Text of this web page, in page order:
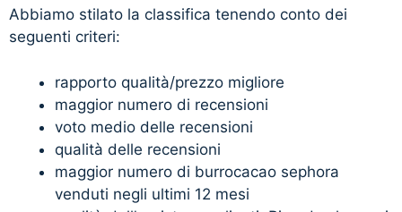
Abbiamo stilato la classifica tenendo conto dei
seguenti criteri:
rapporto qualità/prezzo migliore
maggior numero di recensioni
voto medio delle recensioni
qualità delle recensioni
maggior numero di burrocacao sephora
venduti negli ultimi 12 mesi